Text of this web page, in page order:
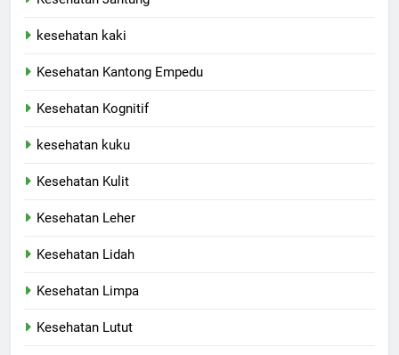
kesehatan kaki
Kesehatan Kantong Empedu
Kesehatan Kognitif
kesehatan kuku
Kesehatan Kulit
Kesehatan Leher
Kesehatan Lidah
Kesehatan Limpa
Kesehatan Lutut